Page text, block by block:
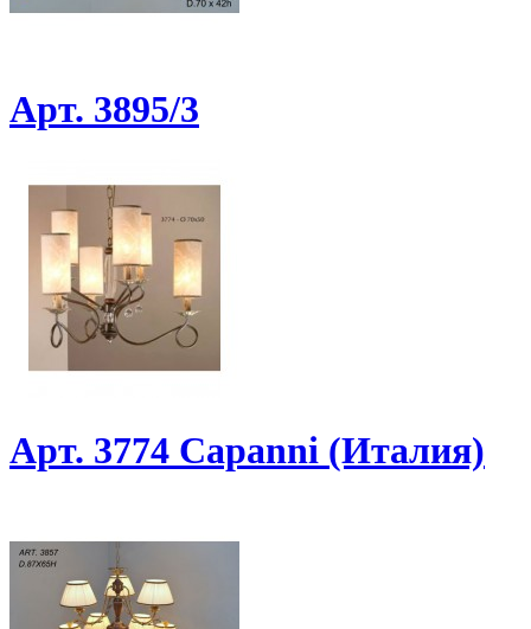
Арт. 3895/3
Арт. 3774 Capanni (Италия)